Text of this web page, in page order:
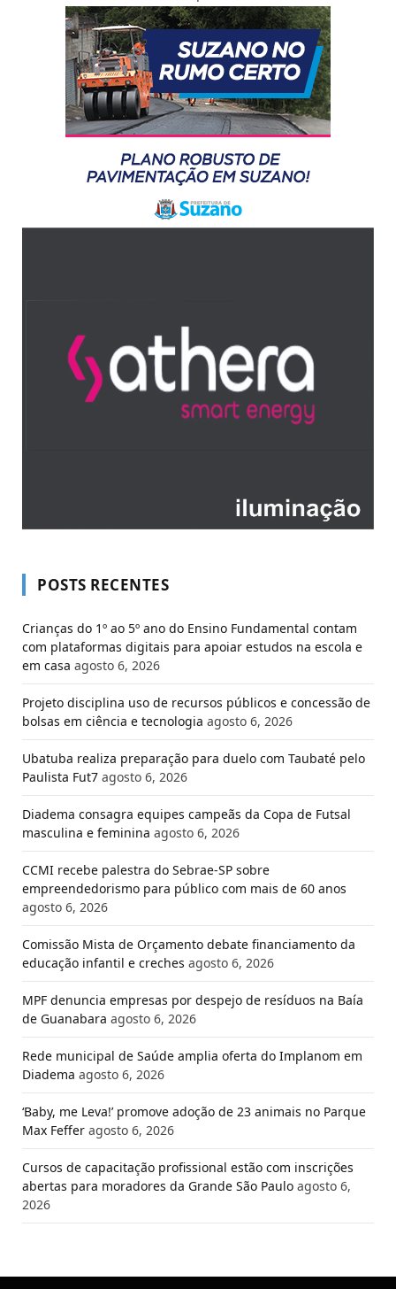
POSTS RECENTES
Crianças do 1º ao 5º ano do Ensino Fundamental contam
com plataformas digitais para apoiar estudos na escola e
em casa agosto 6, 2026
Projeto disciplina uso de recursos públicos e concessão de
bolsas em ciência e tecnologia agosto 6, 2026
Ubatuba realiza preparação para duelo com Taubaté pelo
Paulista Fut7 agosto 6, 2026
Diadema consagra equipes campeãs da Copa de Futsal
masculina e feminina agosto 6, 2026
CCMI recebe palestra do Sebrae-SP sobre
empreendedorismo para público com mais de 60 anos
agosto 6, 2026
Comissão Mista de Orçamento debate financiamento da
educação infantil e creches agosto 6, 2026
MPF denuncia empresas por despejo de resíduos na Baía
de Guanabara agosto 6, 2026
Rede municipal de Saúde amplia oferta do Implanom em
Diadema agosto 6, 2026
‘Baby, me Leva!’ promove adoção de 23 animais no Parque
Max Feffer agosto 6, 2026
Cursos de capacitação profissional estão com inscrições
abertas para moradores da Grande São Paulo agosto 6,
2026